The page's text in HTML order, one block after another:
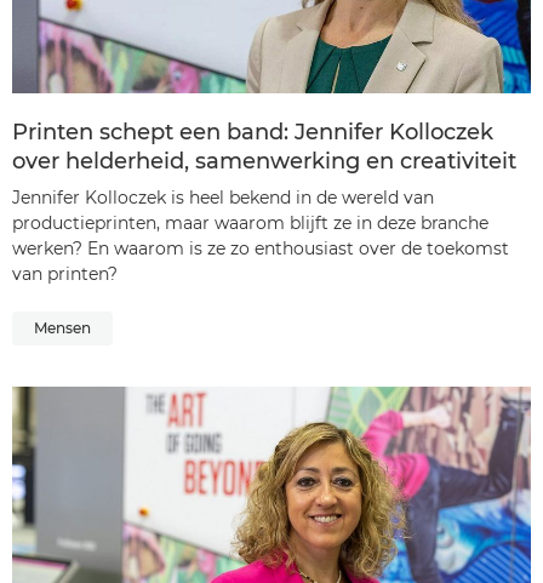
Printen schept een band: Jennifer Kolloczek
over helderheid, samenwerking en creativiteit
Jennifer Kolloczek is heel bekend in de wereld van
productieprinten, maar waarom blijft ze in deze branche
werken? En waarom is ze zo enthousiast over de toekomst
van printen?
Mensen